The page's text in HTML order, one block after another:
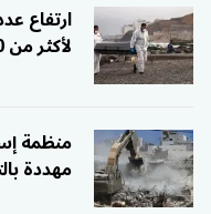
ارتفاع
لأكثر من 100 شخص
مهددة